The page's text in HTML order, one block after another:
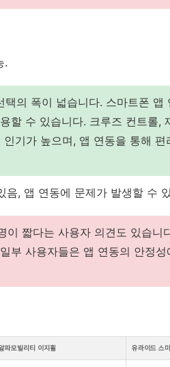
.
의 폭이 넓습니다. 스마트폰 앱
할 수 있습니다. 크루즈 컨트롤,
기가 높으며, 앱 연동을 통해 편
, 앱 연동에 문제가 발생할 수
짧다는 사용자 의견도 있습니
부 사용자들은 앱 연동의 안정성
파모빌리티 이지휠 유라이드 스